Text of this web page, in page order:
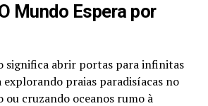
Mundo Espera por
significa abrir portas para infinitas
explorando praias paradisíacas no
cruzando oceanos rumo à